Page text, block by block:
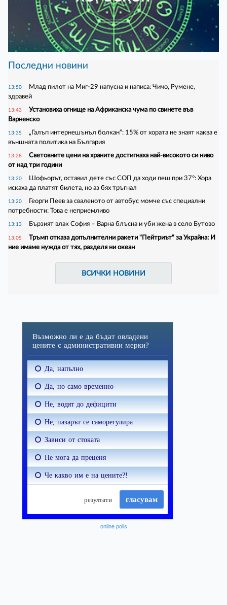
Последни новини
13:50
Млад пилот на Миг-29 напусна и написа: Чичо, Румене,
здравей
13:43
Установиха огнище на Африканска чума по свинете във
Варненско
13:35
„Галъп интернешънъл болкан“: 15% от хората не знаят каква е
външната политика на България
13:28
Световните цени на храните достигнаха най-високото си ниво
от над три години
13:20
Шофьорът, оставил дете със СОП да ходи пеш при 37°: Хора
искаха да платят билета, но аз бях тръгнал
13:20
Георги Пеев за сваленото от автобус момче със специални
потребности: Това е неприемливо
13:13 Бързият влак София – Варна блъсна и уби жена в село Бутово
13:05
Тръмп отказа допълнителни ракети "Пейтриът" за Украйна: И
ние имаме нужда от тях, разделя ни океан
ВСИЧКИ НОВИНИ
online polls